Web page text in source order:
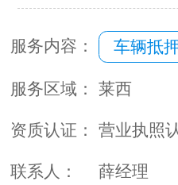
服务内容： 车辆抵
服务区域： 莱西
资质认证： 营业执照
联系人： 薛经理